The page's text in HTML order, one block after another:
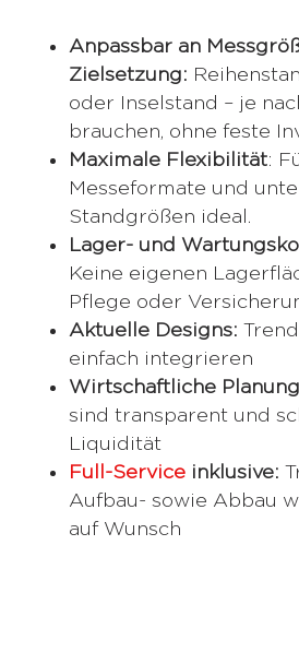
Anpassbar an
Zielsetzung:
oder Inselstand – je
brauchen, ohne feste
Maximale Flexibilität:
Messeformate und
Standgrößen ideal.
Lager- und
Keine eigenen
Pflege oder
Aktuelle Designs:
einfach integrieren
Wirtschaftliche
sind transparent und
Liquidität
Full-Serviceinklusive:
Aufbau- sowie Abbau
auf Wunsch